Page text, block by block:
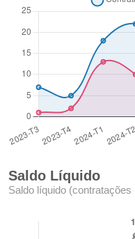
Saldo Líquido
Saldo líquido